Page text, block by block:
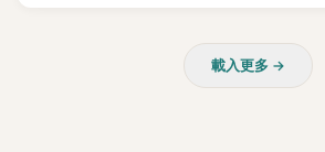
載入更多 →